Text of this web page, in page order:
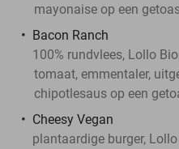
mayonaise op een
Bacon Ranch
100% rundvlees, Lollo
tomaat, emmentaler,
chipotlesaus op een
Cheesy Vegan
plantaardige burger,